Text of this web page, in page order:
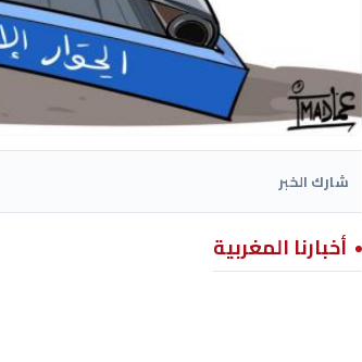
شارك الخبر
أخبارنا المغربية